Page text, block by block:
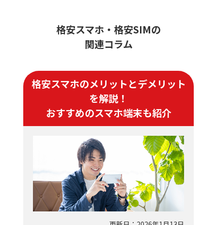
格安スマホ・格安SIMの
関連コラム
格安スマホのメリットとデメリット
を解説！
おすすめのスマホ端末も紹介